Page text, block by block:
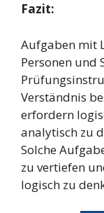
Fazit:
Aufgaben mit
Personen und
Verständnis
erfordern
analytisch zu
Solche
zu vertiefen
logisch zu